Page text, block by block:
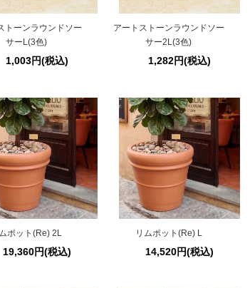
トーンラウンドソー
サーL(3色)
1,003円(税込)
アートストーンラウンドソー
サー2L(3色)
1,282円(税込)
ポット(Re) 2L
19,360円(税込)
リムポット(Re) L
14,520円(税込)